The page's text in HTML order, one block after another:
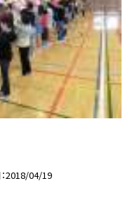
2018/04/19